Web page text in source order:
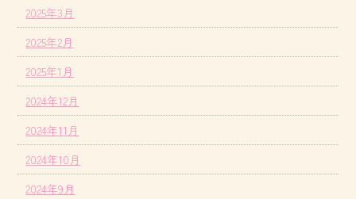
2025年3月
2025年2月
2025年1月
2024年12月
2024年11月
2024年10月
2024年9月